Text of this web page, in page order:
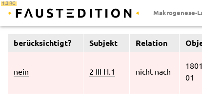
1.3 RC
Makrogenese-
berücksichtigt? Subjekt Relation
nein 2 III H.1 nicht nach
01